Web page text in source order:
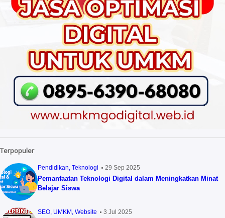
Terpopuler
Pendidikan Teknologi 29 Sep 2025
Pemanfaatan Teknologi Digital dalam Meningkatkan Minat
Belajar Siswa
SEO UMKM Website 3 Jul 2025